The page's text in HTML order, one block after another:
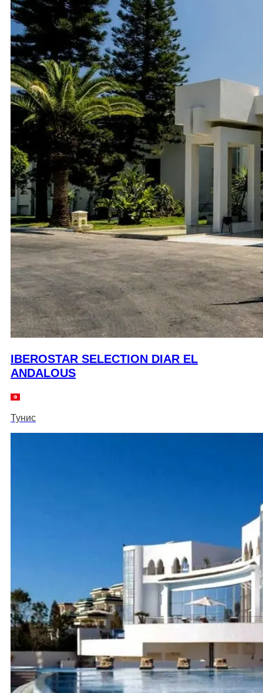
IBEROSTAR SELECTION DIAR EL
ANDALOUS
Тунис